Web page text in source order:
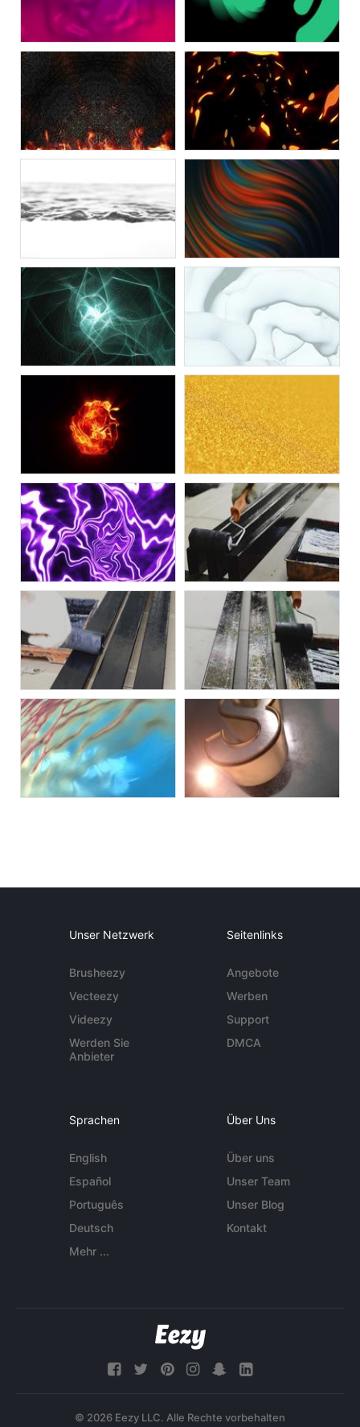
Unser Netzwerk
Brusheezy
Vecteezy
Videezy
Werden Sie
Anbieter
Seitenlinks
Angebote
Werben
Support
DMCA
Sprachen
English
Español
Português
Deutsch
Mehr ...
Über Uns
Über uns
Unser Team
Unser Blog
Kontakt
© 2026 Eezy LLC. Alle Rechte vorbehalten